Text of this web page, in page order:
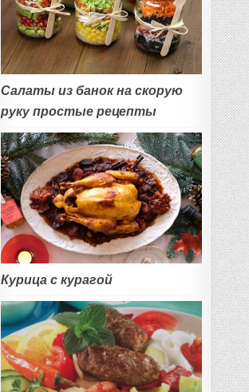
Салаты из банок на скорую
руку простые рецепты
Курица с курагой